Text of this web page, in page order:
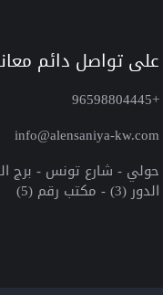
تواصل دائم
+96598804445
info@alensaniya-kw.com
حولي - شارع تونس - برج
الدور (3) - مكتب رقم (5)